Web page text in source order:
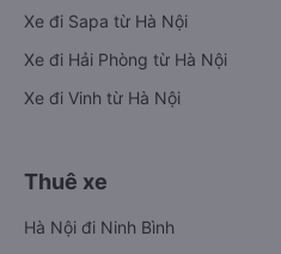
Xe đi Sapa từ Hà Nội
Xe đi Hải Phòng từ Hà Nội
Xe đi Vinh từ Hà Nội
Thuê xe
Hà Nội đi Ninh Bình